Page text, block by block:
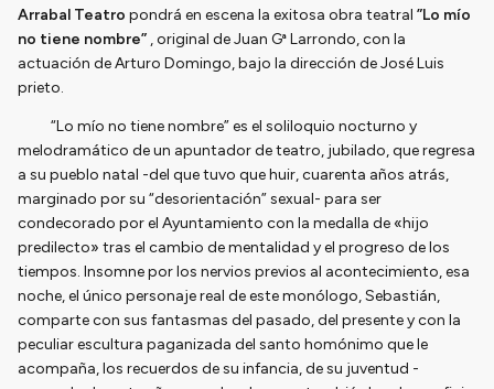
Arrabal Teatro pondrá en escena la exitosa obra teatral ”Lo mío
no tiene nombre” , original de Juan Gª Larrondo, con la
actuación de Arturo Domingo, bajo la dirección de José Luis
prieto.
“Lo mío no tiene nombre” es el soliloquio nocturno y
melodramático de un apuntador de teatro, jubilado, que regresa
a su pueblo natal -del que tuvo que huir, cuarenta años atrás,
marginado por su “desorientación” sexual- para ser
condecorado por el Ayuntamiento con la medalla de «hijo
predilecto» tras el cambio de mentalidad y el progreso de los
tiempos. Insomne por los nervios previos al acontecimiento, esa
noche, el único personaje real de este monólogo, Sebastián,
comparte con sus fantasmas del pasado, del presente y con la
peculiar escultura paganizada del santo homónimo que le
acompaña, los recuerdos de su infancia, de su juventud -